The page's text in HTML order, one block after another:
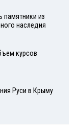
памятники из
наследия
курсов
Руси в Крыму